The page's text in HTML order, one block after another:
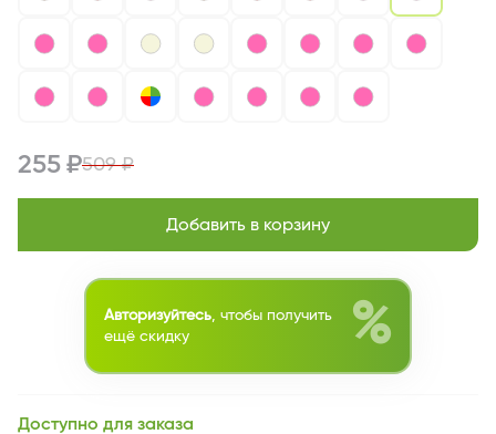
255 ₽509 ₽
Добавить в корзину
Авторизуйтесь , чтобы получить
ещё скидку
%
Доступно для заказа